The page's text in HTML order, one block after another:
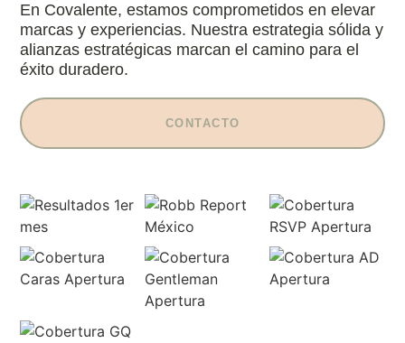
En Covalente, estamos comprometidos en elevar
marcas y experiencias. Nuestra estrategia sólida y
alianzas estratégicas marcan el camino para el
éxito duradero.
CONTACTO